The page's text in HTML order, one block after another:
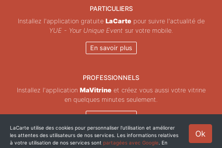
PARTICULIERS
Installez l'application gratuite LaCartepour suivre l'actualité de
YUE - Your Unique Event sur votre mobile.
En savoir plus
PROFESSIONNELS
Installez l'application MaVitrineet créez vous aussi votre vitrine
en quelques minutes seulement.
En savoir plus
Copyright © ZeMAP 2026 - Tous droits réservés. Ok
LaCarte utilise des cookies pour personnaliser l'utilisation et améliorer
les attentes des utilisateurs de nos services. Les informations relatives
à votre utilisation de nos services sont partagées avec Google . En